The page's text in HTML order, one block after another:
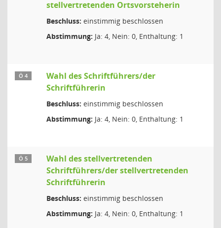
stellvertretenden Ortsvorsteherin
Beschluss: einstimmig beschlossen
Abstimmung: Ja: 4, Nein: 0, Enthaltung: 1
Ö 4
Wahl des Schriftführers/der
Schriftführerin
Beschluss: einstimmig beschlossen
Abstimmung: Ja: 4, Nein: 0, Enthaltung: 1
Ö 5
Wahl des stellvertretenden
Schriftführers/der stellvertretenden
Schriftführerin
Beschluss: einstimmig beschlossen
Abstimmung: Ja: 4, Nein: 0, Enthaltung: 1